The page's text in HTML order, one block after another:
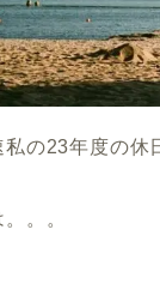
私の23年度の休
。。